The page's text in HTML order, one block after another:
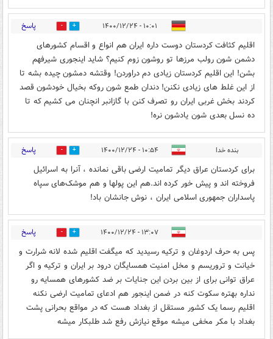
۱۰:۰۱ - ۱۴۰۰/۱۲/۲۴ 2 پاسخ
اقلیم کثافت کردستان دوست داره ایران هم انواع و اقسام کشورهای
دشمن شون رولب مرزها تو روشون زوم کنیم؟ شاید اینجوری شیرفهم
بشن! این اقلیم کردستان زیادی دم دراوردن! وقتشه دمشون چیده بشه تا
از این غلط های زیادی نکنن! دندان طمع شون روکه بخیال خودشون قصد
کردند بخش غربی ایران رو تصرف کنن با گازانبر انچنان می کشیم که تا
ده نسل بعدی شون یادشون نره!
بنده خدا ۱۰:۵۴ - ۱۴۰۰/۱۲/۲۴ 2 پاسخ
برای کردستان عراق دیگر تمامیت ارضی باقی نمانده ، آنرا به اسرائیل
فروخته اند و پیش خور کرده اند.هم این پولها و هم موشک‌های سپاه
پاسداران جمهوری اسلامی ایران ، نوش جانشان باد!
۱۳:۰۷ - ۱۴۰۰/۱۲/۲۴ 0 پاسخ
پس به حرف اردوغان و ترکیه رسیدید که میگفت اقلیم شده لانه شرارت و
خیانت و تروریسم و مخل امنیت همسایگان درود بر ایران و ترکیه و اگر
عراق توانی برای از بین بردن این جنایات بر ضد کشورهای همسایه رو
نداره بهتره سکوت کنه در ضمن اینجور هم ادعای تمامیت ارضی نکنه
اقلیم رسما یک کشور مستقل از بغداد هست که در مواقع بحرانی پشت
بغداد با مکر مخفی میشه موقع نیازش رفع شد طلبکار میشه